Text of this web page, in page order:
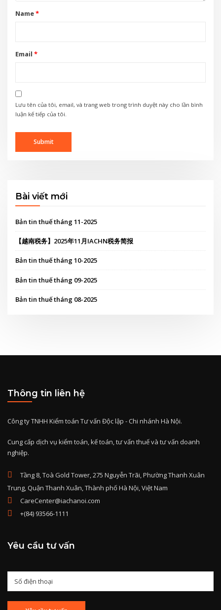
Name*
Email *
Lưu tên của tôi, email, và trang web trong trình duyệt này cho lần bình
luận kế tiếp của tôi.
Bài viết mới
Bản tin thuế tháng 11-2025
【越南税务】2025年11月IACHN税务简报
Bản tin thuế tháng 10-2025
Bản tin thuế tháng 09-2025
Bản tin thuế tháng 08-2025
Thông tin liên hệ
Công ty TNHH Kiểm toán Tư vấn Độc lập - Chi nhánh Hà Nội.
Cung cấp dịch vụ kiểm toán, kế toán, tư vấn thuế và tư vấn doanh
nghiệp.
Tầng 8, Toà Gold Tower, 275 Nguyễn Trãi, Phường Thanh Xuân
Trung, Quận Thanh Xuân, Thành phố Hà Nội, Việt Nam
CareCenter@iachanoi.com
+(84) 93566-1111
Yêu cầu tư vấn